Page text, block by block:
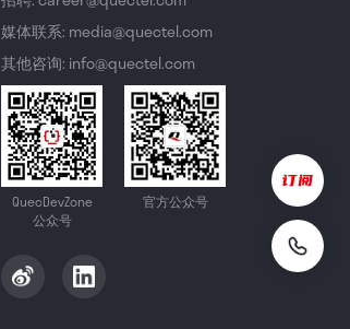
媒体联系: media@quectel.com
其他咨询: info@quectel.com
QuecDevZone
公众号
官方公众号